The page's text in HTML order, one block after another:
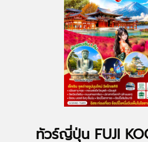
ทัวร์ญี่ปุ่น FUJI